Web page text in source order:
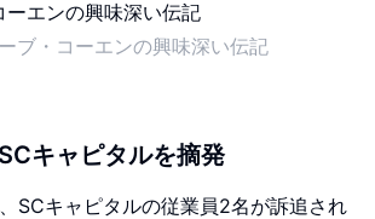
ブ・コーエンの興味深い伝記
キャピタルを摘発
SCキャピタルの従業員2名が訴追され